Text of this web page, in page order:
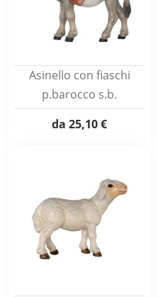
Asinello con fiaschi
p.barocco s.b.
da 25,10 €